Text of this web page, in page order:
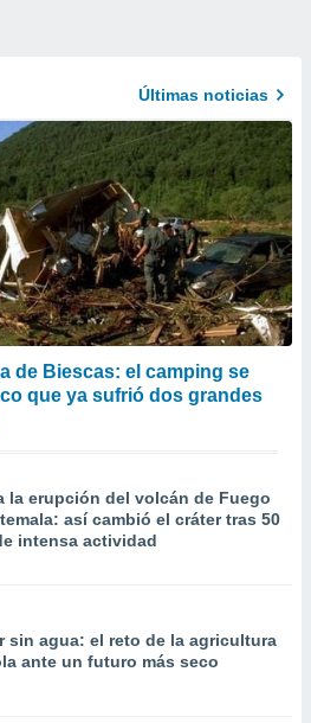
Últimas noticias
de Biescas: el camping se
que ya sufrió dos grandes
la erupción del volcán de Fuego
así cambió el cráter tras 50
intensa actividad
sin agua: el reto de la agricultura
ante un futuro más seco